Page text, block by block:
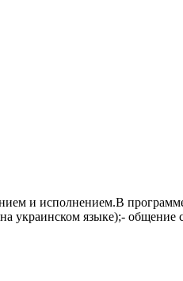
и исполнением.В
украинском языке);-